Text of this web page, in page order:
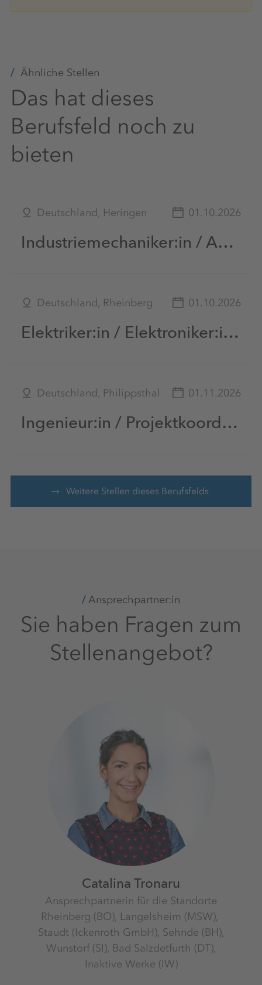
Kostenlose Parkplätze
Ähnliche Stellen
Das hat dieses
Berufsfeld noch zu
bieten
Deutschland, Heringen 01.10.2026
Industriemechaniker:in / Anlagenmechaniker:in in Schichtarbeit - Zentralwerkstatt (m/w/d)
Deutschland, Rheinberg 01.10.2026
Elektriker:in / Elektroniker:in unter Tage (m|w|d)
Deutschland, Philippsthal 01.11.2026
Ingenieur:in / Projektkoordinator:in Maschinentechnik in Teilzeit / Vollzeit (m/w/d)
Weitere Stellen dieses Berufsfelds
Ansprechpartner:in
Sie haben Fragen zum
Stellenangebot?
Catalina Tronaru
Ansprechpartnerin für die Standorte
Rheinberg (BO), Langelsheim (MSW), ​
Staudt (Ickenroth GmbH), Sehnde (BH),
Wunstorf (SI),​ Bad Salzdetfurth (DT),
Inaktive Werke (IW)